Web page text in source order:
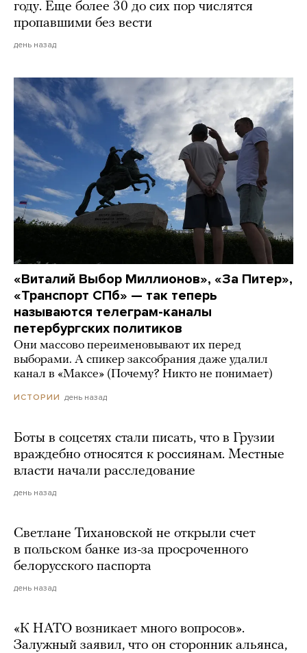
году. Еще более 30 до сих пор числятся
пропавшими без вести
день назад
«Виталий Выбор Миллионов», «За Питер»,
«Транспорт СПб» — так теперь
называются телеграм-каналы
петербургских политиков
Они массово переименовывают их перед
выборами. А спикер заксобрания даже удалил
канал в «Максе» (Почему? Никто не понимает)
ИСТОРИИ день назад
Боты в соцсетях стали писать, что в Грузии
враждебно относятся к россиянам. Местные
власти начали расследование
день назад
Светлане Тихановской не открыли счет
в польском банке из-за просроченного
белорусского паспорта
день назад
«К НАТО возникает много вопросов».
Залужный заявил, что он сторонник альянса,